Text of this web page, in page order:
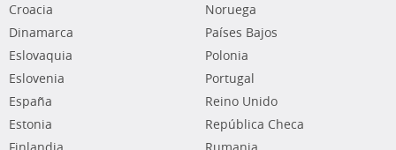
Croacia
Dinamarca
Eslovaquia
Eslovenia
España
Estonia
Noruega
Países Bajos
Polonia
Portugal
Reino Unido
República Checa